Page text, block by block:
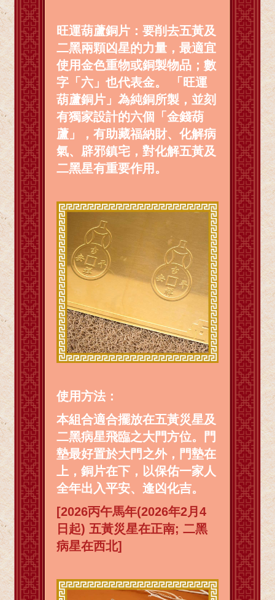
旺運葫蘆銅片：要削去五黃及
二黑兩顆凶星的力量，最適宜
使用金色重物或銅製物品；數
字「六」也代表金。 「旺運
葫蘆銅片」為純銅所製，並刻
有獨家設計的六個「金錢葫
蘆」，有助藏福納財、化解病
氣、辟邪鎮宅，對化解五黃及
二黑星有重要作用。
使用方法：
本組合適合擺放在五黃災星及
二黑病星飛臨之大門方位。門
墊最好置於大門之外，門墊在
上，銅片在下，以保佑一家人
全年出入平安、逢凶化吉。
[2026丙午馬年(2026年2月4
日起) 五黃災星在正南; 二黑
病星在西北]